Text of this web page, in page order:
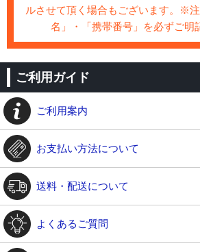
ルさせて頂く場合もございます。※
名」・「携帯番号」を必ずご明
ご利用ガイド
ご利用案内
お支払い方法について
送料・配送について
よくあるご質問